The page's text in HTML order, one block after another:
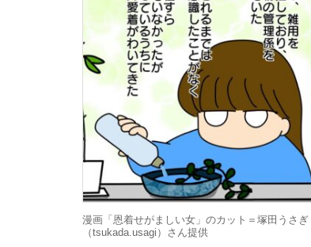
漫画「恩着せがましい女」のカット＝塚田うさぎ
（tsukada.usagi）さん提供